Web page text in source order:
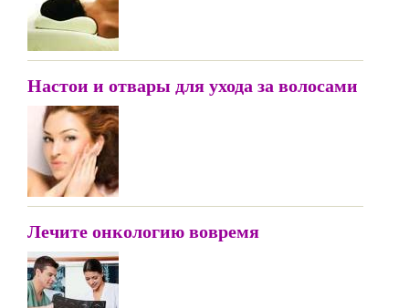
Настои и отвары для ухода за волосами
Лечите онкологию вовремя